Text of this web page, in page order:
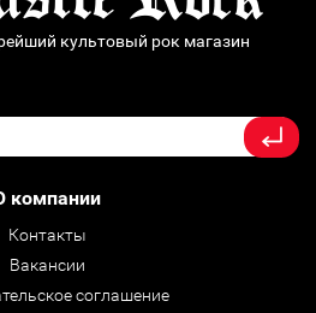
культовый рок магазин
компании
Контакты
Вакансии
соглашение